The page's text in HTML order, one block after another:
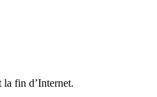
la fin d’Internet.